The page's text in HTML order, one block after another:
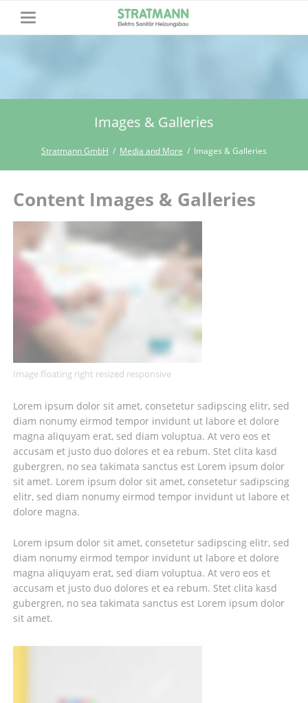
Images & Galleries
Stratmann GmbH Media and More Images & Galleries
Content Images & Galleries
Image floating right resized responsive
Lorem ipsum dolor sit amet, consetetur sadipscing elitr, sed
diam nonumy eirmod tempor invidunt ut labore et dolore
magna aliquyam erat, sed diam voluptua. At vero eos et
accusam et justo duo dolores et ea rebum. Stet clita kasd
gubergren, no sea takimata sanctus est Lorem ipsum dolor
sit amet. Lorem ipsum dolor sit amet, consetetur sadipscing
elitr, sed diam nonumy eirmod tempor invidunt ut labore et
dolore magna.
Lorem ipsum dolor sit amet, consetetur sadipscing elitr, sed
diam nonumy eirmod tempor invidunt ut labore et dolore
magna aliquyam erat, sed diam voluptua. At vero eos et
accusam et justo duo dolores et ea rebum. Stet clita kasd
gubergren, no sea takimata sanctus est Lorem ipsum dolor
sit amet.